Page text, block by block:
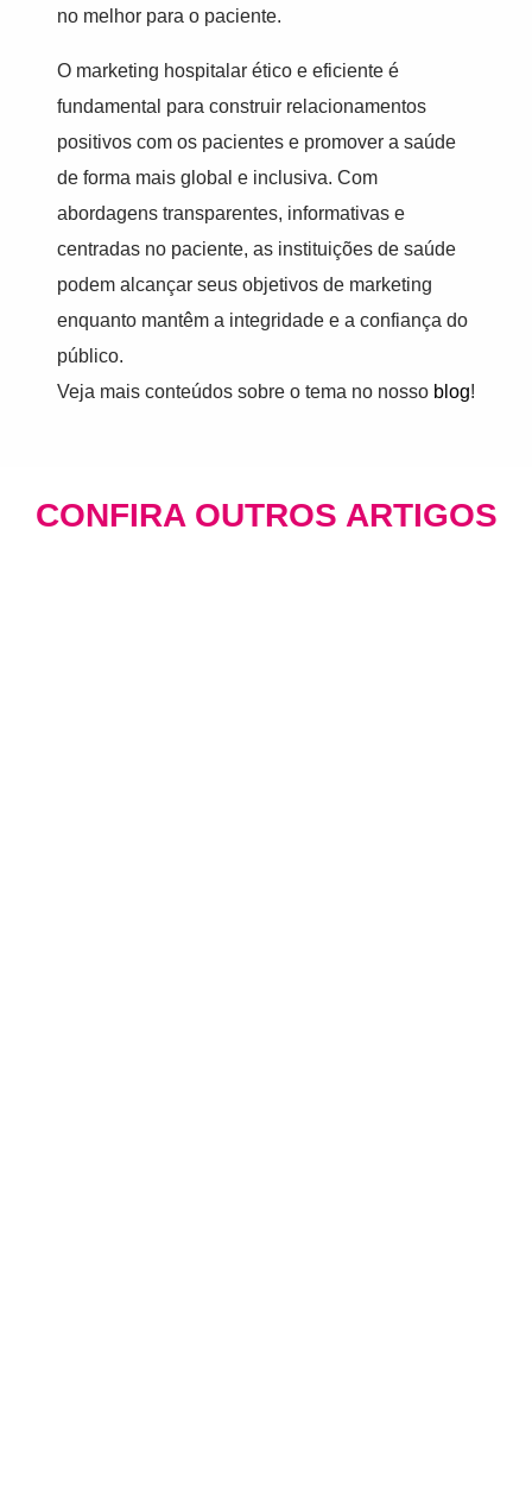
no melhor para o paciente.
O marketing hospitalar ético e eficiente é
fundamental para construir relacionamentos
positivos com os pacientes e promover a saúde
de forma mais global e inclusiva. Com
abordagens transparentes, informativas e
centradas no paciente, as instituições de saúde
podem alcançar seus objetivos de marketing
enquanto mantêm a integridade e a confiança do
público.
Veja mais conteúdos sobre o tema no nosso blog!
CONFIRA OUTROS ARTIGOS